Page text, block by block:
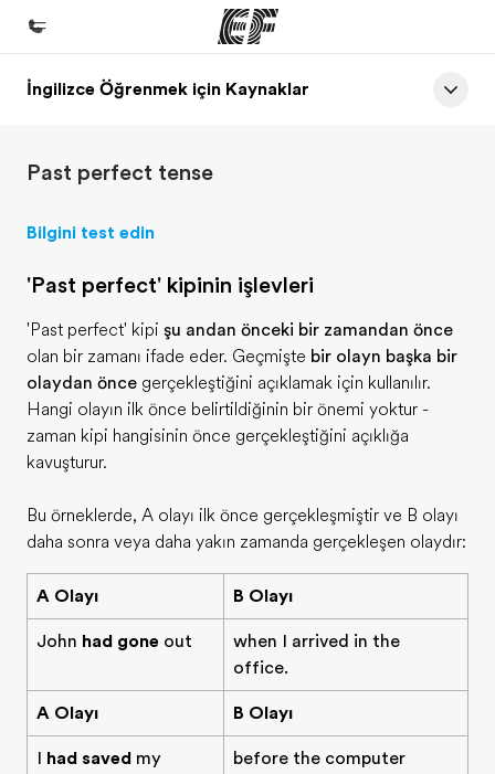
Ana Sayfa
Programlarımız
Size yakın bir EF ofisi bulun
Hakkımızda
Biz kimiz?
Kariyer
Ekibimize katılın
İngilizce Öğrenmek için Kaynaklar
Past perfect tense
Bilgini test edin
'Past perfect' kipinin işlevleri
'Past perfect' kipi şu andan önceki bir zamandan önce
olan bir zamanı ifade eder. Geçmişte bir olayın başka bir
olaydan önce gerçekleştiğini açıklamak için kullanılır.
Hangi olayın ilk önce belirtildiğinin bir önemi yoktur -
zaman kipi hangisinin önce gerçekleştiğini açıklığa
kavuşturur.
Bu örneklerde, A olayı ilk önce gerçekleşmiştir ve B olayı
daha sonra veya daha yakın zamanda gerçekleşen olaydır:
A Olayı B Olayı
John had gone out
when I arrived in the
office.
A Olayı B Olayı
I had saved my
before the computer